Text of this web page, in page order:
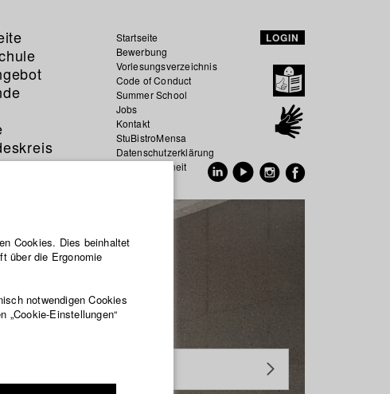
Startseite
Bewerbung
Vorlesungsverzeichnis
Code of Conduct
Summer School
Jobs
Kontakt
StuBistroMensa
Datenschutzerklärung
Datensicherheit
LOGIN
Cookies. Dies beinhaltet
über die Ergonomie
notwendigen Cookies
„Cookie-Einstellungen“